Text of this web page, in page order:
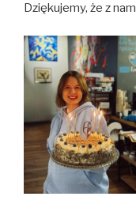
Dziękujemy, że z